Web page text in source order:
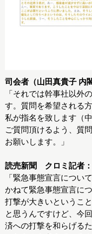
司会者（山田真貴子 内
「それでは幹事社以外
す。質問を希望される
私が指名を致します（
ご質問頂けるよう、質
お願いします。」
読売新聞 クロミ記者：
「緊急事態宣言につい
かねて緊急事態宣言に
打撃が大きいというこ
と思うんですけど、今
済への打撃を和らげる